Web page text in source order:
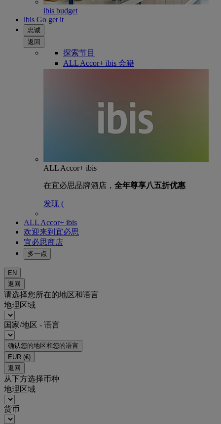
ibis budget
ibis Go get it
忠诚
返回
探索节目
ALL Accor+ ibis 会籍
ALL Accor+ ibis
在宜必思品牌酒店， 全年尊享八五折优惠
发现 (
ALL Accor+ ibis
欢迎来到宜必思
宜必思商店
多一点
EN
返回
请选择您所在的地区和语言
地理区域
国家/地区 - 语言
确认您的地区和您的语言
EUR (€)
返回
从下方选择币种
地理区域
货币